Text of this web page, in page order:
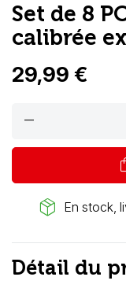
Set de 8
calibrée
29,99 €
remove
package_2 En stock,
Détail du